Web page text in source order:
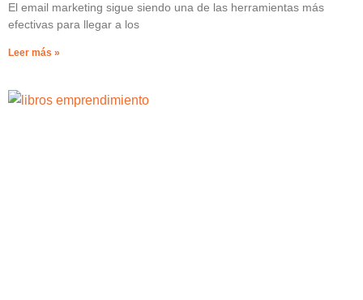
El email marketing sigue siendo una de las herramientas más
efectivas para llegar a los
Leer más »